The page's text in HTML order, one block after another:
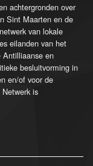
achtergronden over
Sint Maarten en de
van lokale
eilanden van het
Antilliaanse en
besluitvorming in
en/of voor de
is